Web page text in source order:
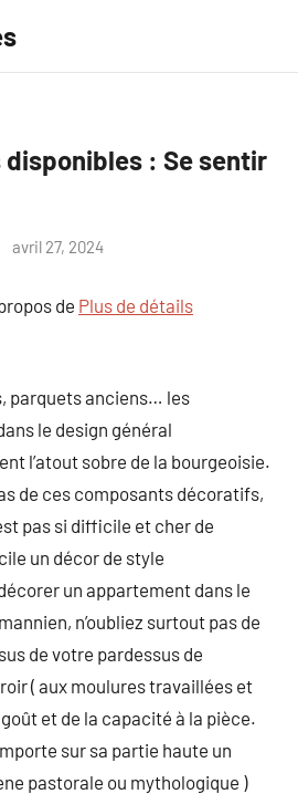
: Se sentir
avril 27, 2024
de Plus de détails
parquets anciens… les
le design général
l’atout sobre de la bourgeoisie.
de ces composants décoratifs,
pas si difficile et cher de
un décor de style
un appartement dans le
n’oubliez surtout pas de
de votre pardessus de
( aux moulures travaillées et
et de la capacité à la pièce.
sur sa partie haute un
pastorale ou mythologique )